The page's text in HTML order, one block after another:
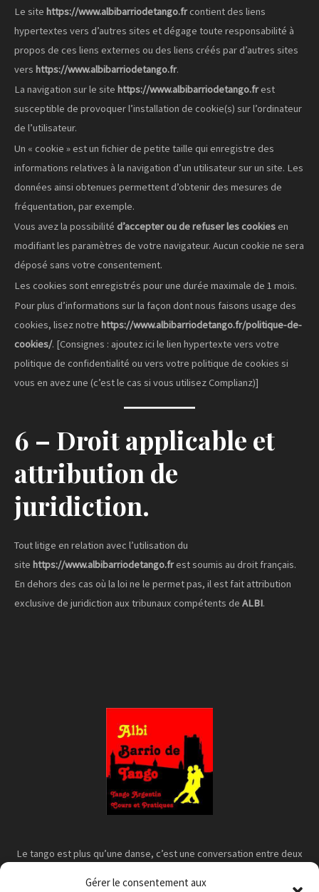
Gérer le consentement aux
Le site https://www.albibarriodetango.frcontient des liens
hypertextes vers d’autres sites et dégage toute responsabilité à
propos de ces liens externes ou des liens créés par d’autres sites
vers https://www.albibarriodetango.fr.
La navigation sur le site https://www.albibarriodetango.frest
susceptible de provoquer l’installation de cookie(s) sur l’ordinateur
de l’utilisateur.
Un « cookie » est un fichier de petite taille qui enregistre des
informations relatives à la navigation d’un utilisateur sur un site. Les
données ainsi obtenues permettent d’obtenir des mesures de
fréquentation, par exemple.
Vous avez la possibilité d’accepter ou de refuser les cookiesen
modifiant les paramètres de votre navigateur. Aucun cookie ne sera
déposé sans votre consentement.
Les cookies sont enregistrés pour une durée maximale de 1 mois.
Pour plus d’informations sur la façon dont nous faisons usage des
cookies, lisez notre https://www.albibarriodetango.fr/politique-de-
cookies/. [Consignes : ajoutez ici le lien hypertexte vers votre
politique de confidentialité ou vers votre politique de cookies si
vous en avez une (c’est le cas si vous utilisez Complianz)]
6 – Droit applicable et
attribution de
juridiction.
Tout litige en relation avec l’utilisation du
site https://www.albibarriodetango.frest soumis au droit français.
En dehors des cas où la loi ne le permet pas, il est fait attribution
exclusive de juridiction aux tribunaux compétents de ALBI.
Le tango est plus qu’une danse, c’est une conversation entre deux